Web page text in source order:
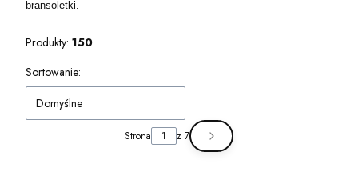
bransoletki.
Produkty: 150
Lista produktów
Sortowanie:
Domyślne
Strona z 7 Następne produkty